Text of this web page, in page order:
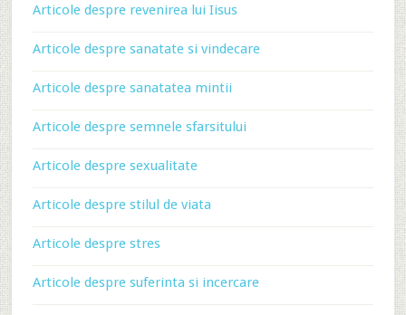
Articole despre revenirea lui Iisus
Articole despre sanatate si vindecare
Articole despre sanatatea mintii
Articole despre semnele sfarsitului
Articole despre sexualitate
Articole despre stilul de viata
Articole despre stres
Articole despre suferinta si incercare